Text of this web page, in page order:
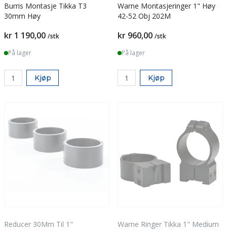
Burris Montasje Tikka T3
30mm Høy
kr 1 190,00 /stk
På lager
Kjøp
Warne Montasjeringer 1" Høy
42-52 Obj 202M
kr 960,00 /stk
På lager
Kjøp
Reducer 30Mm Til 1" Warne Ringer Tikka 1" Medium